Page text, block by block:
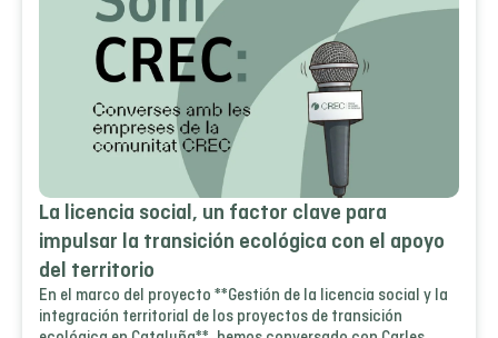
La licencia social, un factor clave para
impulsar la transición ecológica con el apoyo
del territorio
En el marco del proyecto **Gestión de la licencia social y la
integración territorial de los proyectos de transición